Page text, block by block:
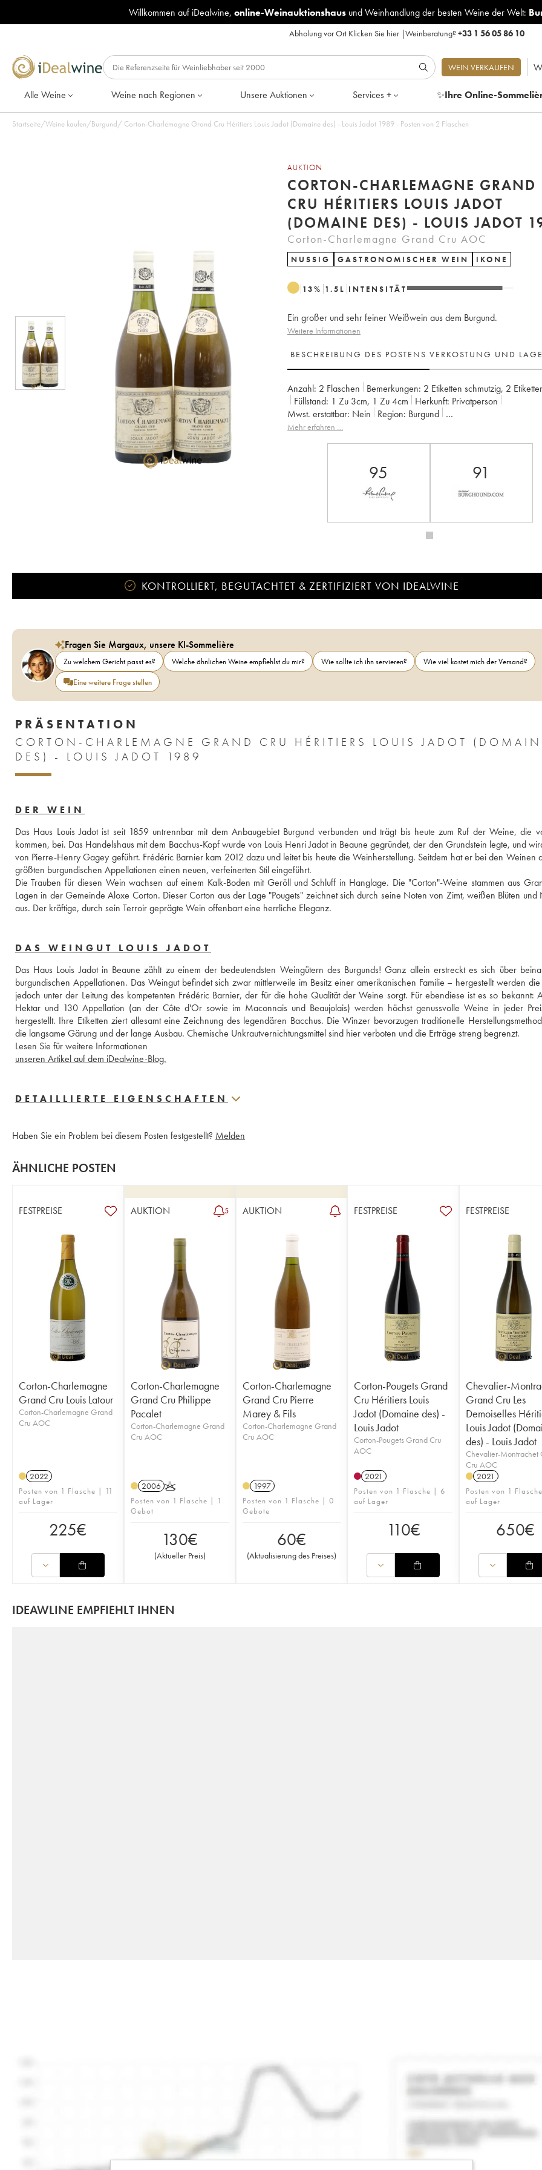
Willkommen auf iDealwine, online-Weinauktionshausund Weinhandlung der besten Weine der Welt:
Abholung vor Ort Klicken Sie hier|Weinberatung?+33 1 56 05 86 10
WEIN VERKAUFEN
Alle Weine Weine nach Regionen Unsere Auktionen Services + ✨Ihre Online-
Startseite/Weine kaufen/Burgund/ Corton-Charlemagne Grand Cru Héritiers Louis Jadot (Domaine des) - Louis Jadot 1989 - Posten von 2 Flaschen
AUKTION
CORTON-CHARLEMAGNE GRAND
CRU HÉRITIERS LOUIS JADOT
Corton-Charlemagne Grand Cru AOC
NUSSIG GASTRONOMISCHER WEIN IKONE
13% 1.5 L INTENSITÄT
Ein großer und sehr feiner Weißwein aus dem Burgund.
Weitere Informationen
BESCHREIBUNG DES POSTENS VERKOSTUNG UND
Anzahl: 2 Flaschen Bemerkungen: 2 Etiketten schmutzig, 2
Füllstand: 1 Zu 3cm, 1 Zu 4cm Herkunft:
privatperson
Mwst. erstattbar:
nein Region:
Burgund
Appellation:
Corton-Charlemagne
Mehr erfahren …
95 91
KONTROLLIERT, BEGUTACHTET & ZERTIFIZIERT VON IDEALWINE
Fragen Sie Margaux, unsere KI-Sommelière
Zu welchem Gericht passt es? Welche ähnlichen Weine empfiehlst du mir? Wie sollte ich ihn servieren?
Wie viel kostet mich der Versand?
Eine weitere Frage stellen
PRÄSENTATION
CORTON-CHARLEMAGNE GRAND CRU HÉRITIERS LOUIS JADOT
DES) - LOUIS JADOT 1989
DER WEIN
Das Haus Louis Jadot ist seit 1859 untrennbar mit dem Anbaugebiet Burgund verbunden und trägt bis heute zum Ruf der Weine, die
kommen, bei. Das Handelshaus mit dem Bacchus-Kopf wurde von Louis Henri Jadot in Beaune gegründet, der den Grundstein legte, und
von Pierre-Henry Gagey geführt. Frédéric Barnier kam 2012 dazu und leitet bis heute die Weinherstellung. Seitdem hat er bei den Weinen
größten burgundischen Appellationen einen neuen, verfeinerten Stil eingeführt.
Die Trauben für diesen Wein wachsen auf einem Kalk-Boden mit Geröll und Schluff in Hanglage. Die "Corton"-Weine stammen aus
Lagen in der Gemeinde Aloxe Corton. Dieser Corton aus der Lage "Pougets" zeichnet sich durch seine Noten von Zimt, weißen Blüten und
DAS WEINGUT LOUIS JADOT
Das Haus Louis Jadot in Beaune zählt zu einem der bedeutendsten Weingütern des Burgunds! Ganz allein erstreckt es sich über
burgundischen Appellationen. Das Weingut befindet sich zwar mittlerweile im Besitz einer amerikanischen Familie – hergestellt werden
jedoch unter der Leitung des kompetenten Frédéric Barnier, der für die hohe Qualität der Weine sorgt. Für ebendiese ist es so bekannt:
Hektar und 130 Appellation (an der Côte d'Or sowie im Maconnais und Beaujolais) werden höchst genussvolle Weine in jeder
hergestellt. Ihre Etiketten ziert allesamt eine Zeichnung des legendären Bacchus. Die Winzer bevorzugen traditionelle
die langsame Gärung und der lange Ausbau. Chemische Unkrautvernichtungsmittel sind hier verboten und die Erträge streng begrenzt.
Lesen Sie für weitere Informationen
unseren Artikel auf dem iDealwine-Blog.
DETAILLIERTE EIGENSCHAFTEN
Haben Sie ein Problem bei diesem Posten festgestellt? Melden
ÄHNLICHE POSTEN
FESTPREISE
Corton-Charlemagne
Grand Cru Louis Latour
Corton-Charlemagne Grand
Cru AOC
2022
Posten von 1 Flasche | 11
auf Lager
225€
AUKTION 5
Corton-Charlemagne
Grand Cru Philippe
Pacalet
Corton-Charlemagne Grand
Cru AOC
2006 K
Posten von 1 Flasche | 1
Gebot
130€
(Aktueller Preis)
AUKTION
Corton-Charlemagne
Grand Cru Pierre
Marey & Fils
Corton-Charlemagne Grand
Cru AOC
1997
Posten von 1 Flasche | 0
Gebote
60€
(Aktualisierung des Preises)
FESTPREISE
Corton-Pougets Grand
Cru Héritiers Louis
Jadot (Domaine des) -
Louis Jadot
Corton-Pougets Grand Cru
AOC
2021
Posten von 1 Flasche | 6
auf Lager
110€
FESTPREISE
Chevalier-
Grand Cru Les
Demoiselles
Louis Jadot
des) - Louis Jadot
Chevalier-Montrachet
Cru AOC
2021
Posten von 1
auf Lager
650€
IDEAWLINE EMPFIEHLT IHNEN